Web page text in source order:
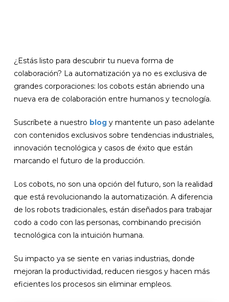
¿Estás listo para descubrir tu nueva forma de
colaboración? La automatización ya no es exclusiva de
grandes corporaciones: los cobots están abriendo una
nueva era de colaboración entre humanos y tecnología.
Suscríbete a nuestro blog y mantente un paso adelante
con contenidos exclusivos sobre tendencias industriales,
innovación tecnológica y casos de éxito que están
marcando el futuro de la producción.
Los cobots, no son una opción del futuro, son la realidad
que está revolucionando la automatización. A diferencia
de los robots tradicionales, están diseñados para trabajar
codo a codo con las personas, combinando precisión
tecnológica con la intuición humana.
Su impacto ya se siente en varias industrias, donde
mejoran la productividad, reducen riesgos y hacen más
eficientes los procesos sin eliminar empleos.